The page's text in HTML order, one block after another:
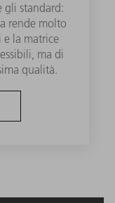
gli standard:
rende molto
la matrice
ma di
qualità.